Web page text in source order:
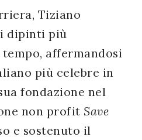
Tiziano
dipinti più
affermandosi
più celebre in
fondazione nel
non profit Save
e sostenuto il